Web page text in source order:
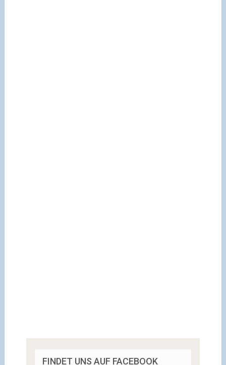
FINDET UNS AUF FACEBOOK